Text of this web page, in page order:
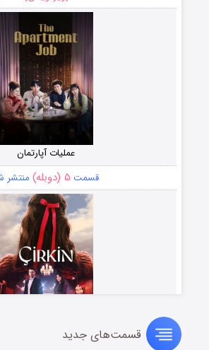
عملیات آپارتمان
قسمت ۵ (دوبله) منتشر
سریال زشتقسمت‌های جدید